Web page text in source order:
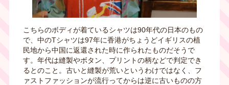
こちらのボディが着ているシャツは90年代の日本のもの
で、中のTシャツは97年に香港がちょうどイギリスの植
民地から中国に返還された時に作られたものだそうで
す。年代は縫製やボタン、プリントの柄などで判定でき
るとのこと。古いと縫製が荒いというわけではなく、フ
ァストファッションが流行ってからは逆に古いものの方